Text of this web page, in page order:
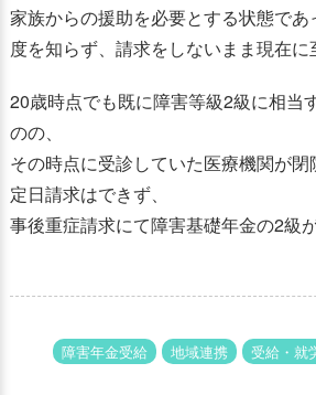
家族からの援助を必要とする状態で
度を知らず、請求をしないまま現在に
20歳時点でも既に障害等級2級に相当
のの、
その時点に受診していた医療機関が
定日請求はできず、
事後重症請求にて障害基礎年金の2級が
受給・就
地域連携
障害年金受給